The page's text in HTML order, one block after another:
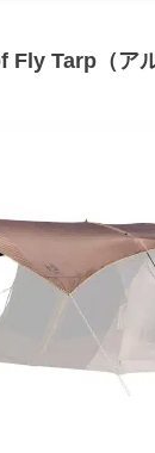
Fly Tarp（ア